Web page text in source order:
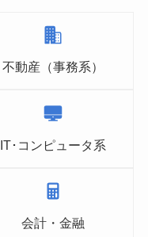
不動産（事務系）
IT･コンピュータ系
会計・金融